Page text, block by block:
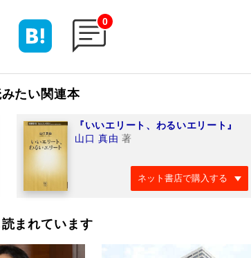
0
たい関連本
『いいエリート、わるいエリート』
山口 真由 著
ネット書店で購入する
まれています